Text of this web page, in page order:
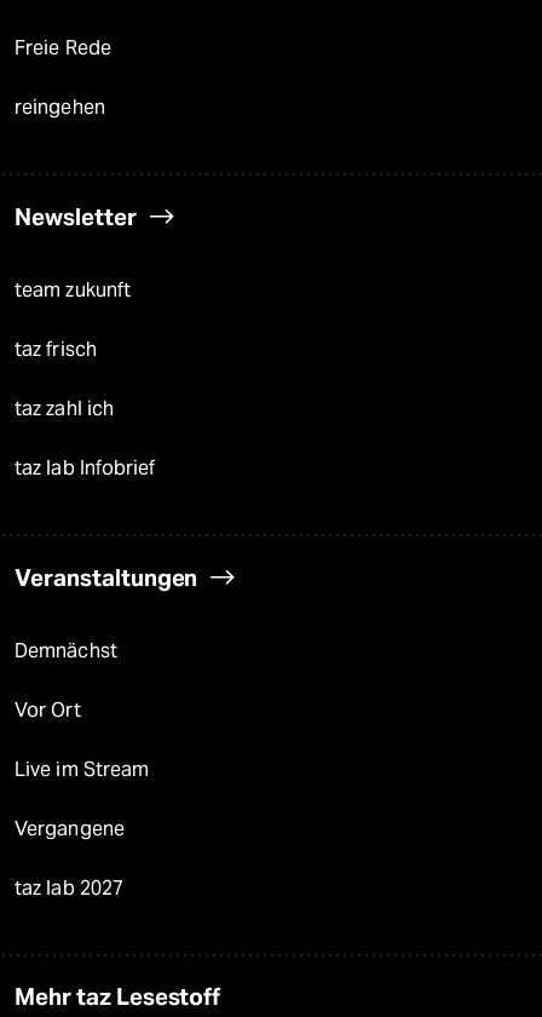
Freie Rede
reingehen
Newsletter
team zukunft
taz frisch
taz zahl ich
taz lab Infobrief
Veranstaltungen
Demnächst
Vor Ort
Live im Stream
Vergangene
taz lab 2027
Mehr taz Lesestoff